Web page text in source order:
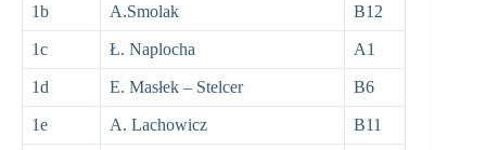
1b A.Smolak B12
1c Ł. Naplocha A1
1d E. Masłek – Stelcer B6
1e A. Lachowicz B11